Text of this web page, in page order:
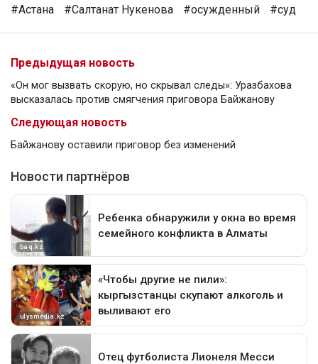
#Астана #Салтанат Нукенова #осужденный #суд
Предыдущая новость
«Он мог вызвать скорую, но скрывал следы»: Уразбахова
высказалась против смягчения приговора Байжанову
Следующая новость
Байжанову оставили приговор без изменений